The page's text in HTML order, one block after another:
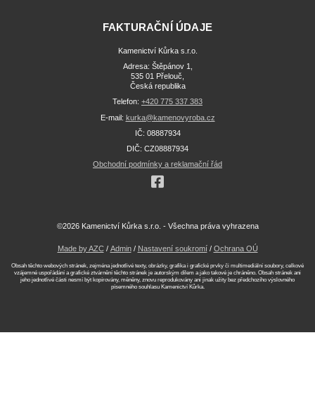
FAKTURAČNÍ ÚDAJE
Kamenictví Kůrka s.r.o.
Adresa: Štěpánov 1,
535 01 Přelouč,
Česká republika
Telefon: +420 775 337 383
E-mail: kurka@kamenovyroba.cz
IČ: 08887934
DIČ: CZ08887934
Obchodní podmínky a reklamační řád
©2026 Kamenictví Kůrka s.r.o. - Všechna práva vyhrazena
Made by AZC/ Admin/ Nastavení soukromí/ Ochrana OÚ
Obsah těchto webových stránek, zejména jednotlivé texty, obrázky, grafika i grafické prvky či multimediální soubory, celkové
vzájemné uspořádání a grafické ztvárnění těchto stránek je autorským dílem a jako takové je chráněno. Obsah stránek ani
jeho jednotlivé části nesmí být kopírovány, měněny, znovu reprodukovány ani jinak užity bez předchozího výslovného
písemného souhlasu Kamenictví Kůrka.